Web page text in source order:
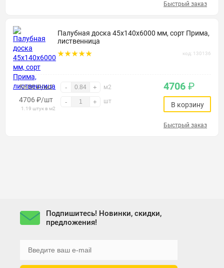
Быстрый заказ
Палубная доска 45х140х6000 мм, сорт Прима,
лиственница
код: 130136
5600 ₽/м2 - + м2
4706 ₽/шт
1.19 штук в м2
- + шт
4706 ₽
В корзину
Быстрый заказ
Подпишитесь! Новинки, скидки,
предложения!